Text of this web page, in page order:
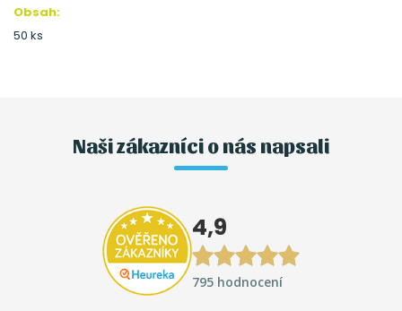
Obsah:
50 ks
Naši zákazníci o nás napsali
4,9
795 hodnocení